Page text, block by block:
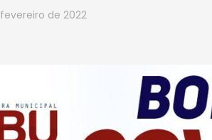
de 2022